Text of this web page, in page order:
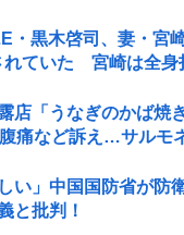
・黒木啓司、妻・宮
れていた 宮崎は全身
店「うなぎのかば
痛など訴え…サルモ
い」中国国防省が防
と批判！